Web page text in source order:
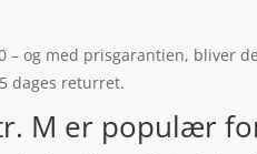
– og med prisgarantien, bliver
dages returret.
M er populær